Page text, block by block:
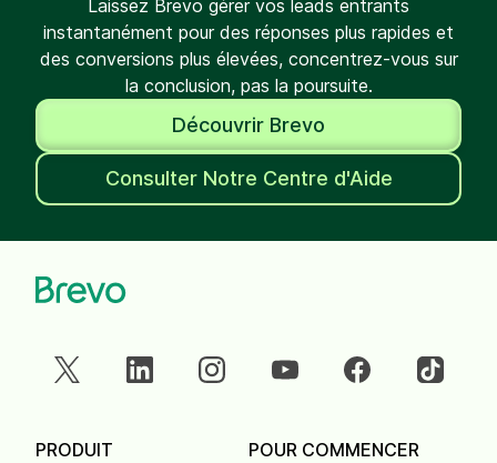
Laissez Brevo gérer vos leads entrants
instantanément pour des réponses plus rapides et
des conversions plus élevées, concentrez-vous sur
la conclusion, pas la poursuite.
Découvrir Brevo
Consulter Notre Centre d'Aide
PRODUIT POUR COMMENCER